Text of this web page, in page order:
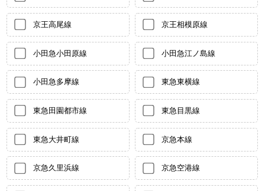
京王高尾線 京王相模原線
小田急小田原線 小田急江ノ島線
小田急多摩線 東急東横線
東急田園都市線 東急目黒線
東急大井町線 京急本線
京急久里浜線 京急空港線